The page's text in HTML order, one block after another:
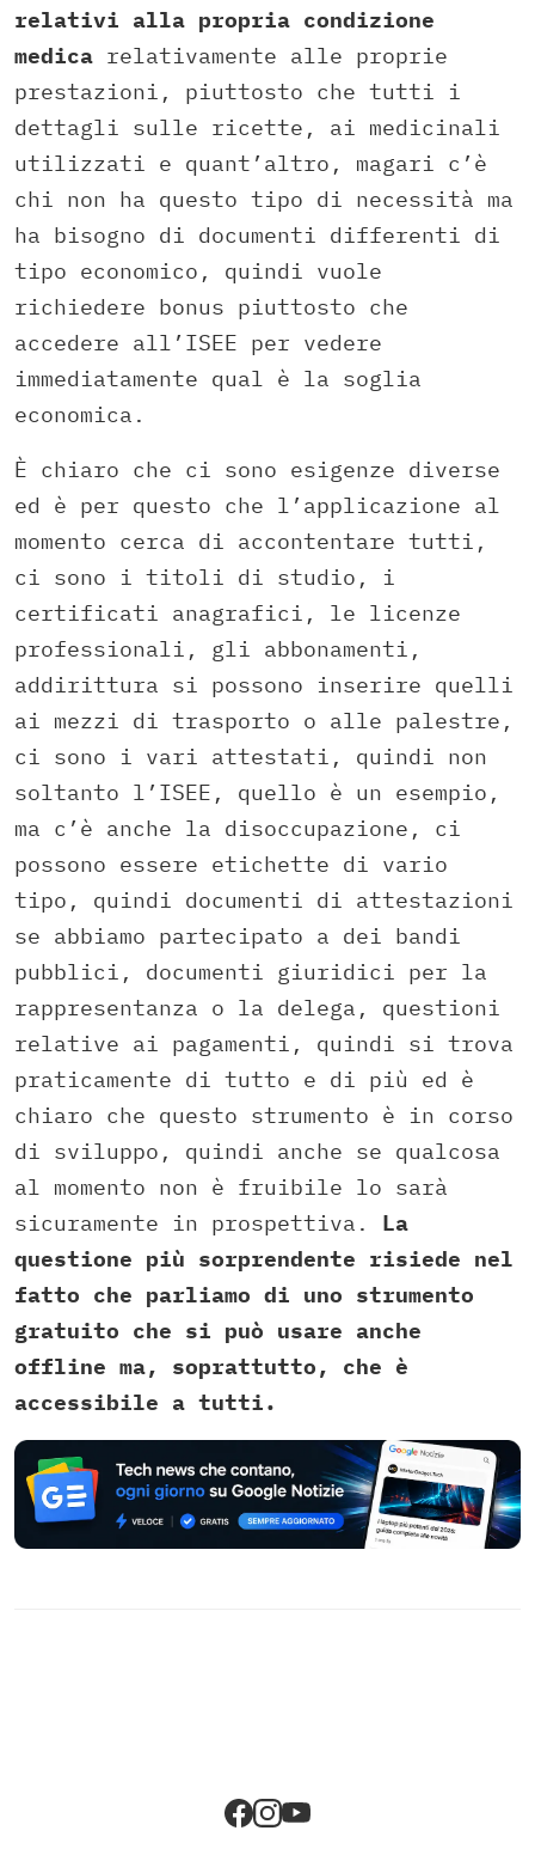
relativi alla propria condizione
medica relativamente alle proprie
prestazioni, piuttosto che tutti i
dettagli sulle ricette, ai medicinali
utilizzati e quant’altro, magari c’è
chi non ha questo tipo di necessità ma
ha bisogno di documenti differenti di
tipo economico, quindi vuole
richiedere bonus piuttosto che
accedere all’ISEE per vedere
immediatamente qual è la soglia
economica.
È chiaro che ci sono esigenze diverse
ed è per questo che l’applicazione al
momento cerca di accontentare tutti,
ci sono i titoli di studio, i
certificati anagrafici, le licenze
professionali, gli abbonamenti,
addirittura si possono inserire quelli
ai mezzi di trasporto o alle palestre,
ci sono i vari attestati, quindi non
soltanto l’ISEE, quello è un esempio,
ma c’è anche la disoccupazione, ci
possono essere etichette di vario
tipo, quindi documenti di attestazioni
se abbiamo partecipato a dei bandi
pubblici, documenti giuridici per la
rappresentanza o la delega, questioni
relative ai pagamenti, quindi si trova
praticamente di tutto e di più ed è
chiaro che questo strumento è in corso
di sviluppo, quindi anche se qualcosa
al momento non è fruibile lo sarà
sicuramente in prospettiva. La
questione più sorprendente risiede nel
fatto che parliamo di uno strumento
gratuito che si può usare anche
offline ma, soprattutto, che è
accessibile a tutti.